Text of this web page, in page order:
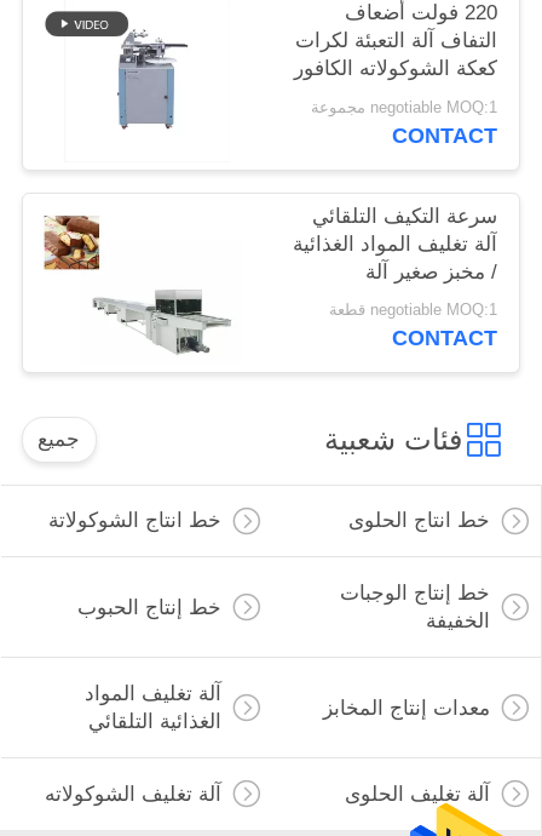
220 فولت أضعاف
التفاف آلة التعبئة لكرات
كعكة الشوكولاته الكافور
القمر
negotiable MOQ:1 مجموعة
CONTACT
سرعة التكيف التلقائي
آلة تغليف المواد الغذائية
/ مخبز صغير آلة
Enrobing الشوكولاته
negotiable MOQ:1 قطعة
CONTACT
فئات شعبية جميع
خط انتاج الحلوى خط انتاج الشوكولاتة
خط إنتاج الوجبات
الخفيفة
خط إنتاج الحبوب
معدات إنتاج المخابز
آلة تغليف المواد
الغذائية التلقائي
آلة تغليف الحلوى آلة تغليف الشوكولاته